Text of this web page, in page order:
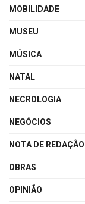
MOBILIDADE
MUSEU
MÚSICA
NATAL
NECROLOGIA
NEGÓCIOS
NOTA DE REDAÇÃO
OBRAS
OPINIÃO